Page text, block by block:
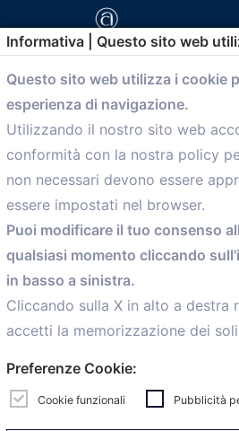
comunicazione@confartigianato.bo.it
Menù
Home
Servizi
Convenzioni
Voce delle Nostre aziende
Informazioni Ex L. 124/2017
News
personalCaf
Informativa | Questo sito web
Questo sito web utilizza i cookie
esperienza di navigazione.
Utilizzando il nostro sito web
conformità con la nostra policy
non necessari devono essere
essere impostati nel browser.
Puoi modificare il tuo consenso
qualsiasi momento cliccando
in basso a sinistra.
Cliccando sulla X in alto a
accetti la memorizzazione dei
Preferenze Cookie:
Cookie funzionali Pubblicità